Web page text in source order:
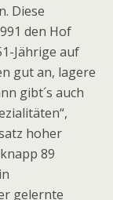
Diese
den Hof
Jährige auf
gut an, lagere
gibt´s auch
hoher
89
gelernte